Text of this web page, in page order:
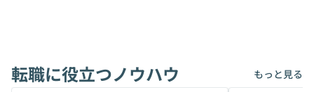
けでなく、想像以上の範囲まで自動化でき
ることは、まだあまり知られていません。
は、評判では
ているAIを選ぶこ
転職に役立つノウハウ もっと見る